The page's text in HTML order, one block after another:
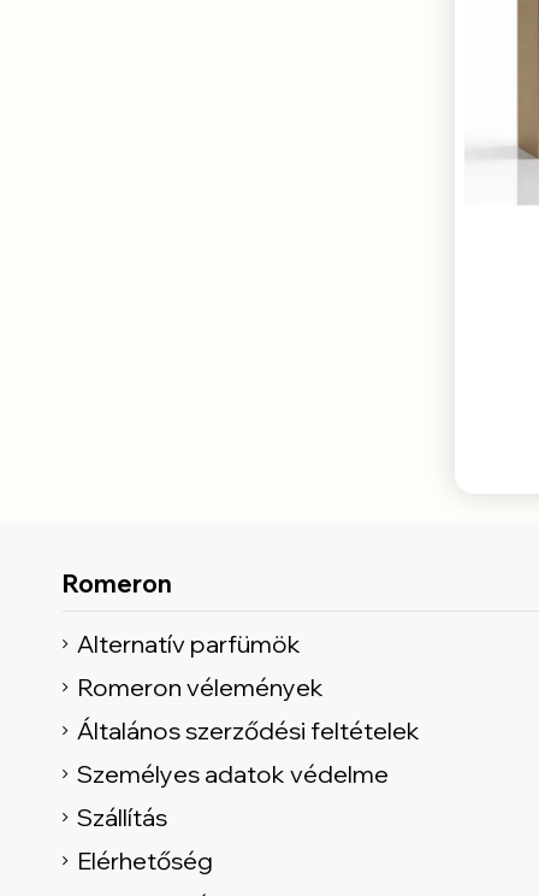
Romeron
Alternatív parfümök
Romeron vélemények
Általános szerződési feltételek
Személyes adatok védelme
Szállítás
Elérhetőség